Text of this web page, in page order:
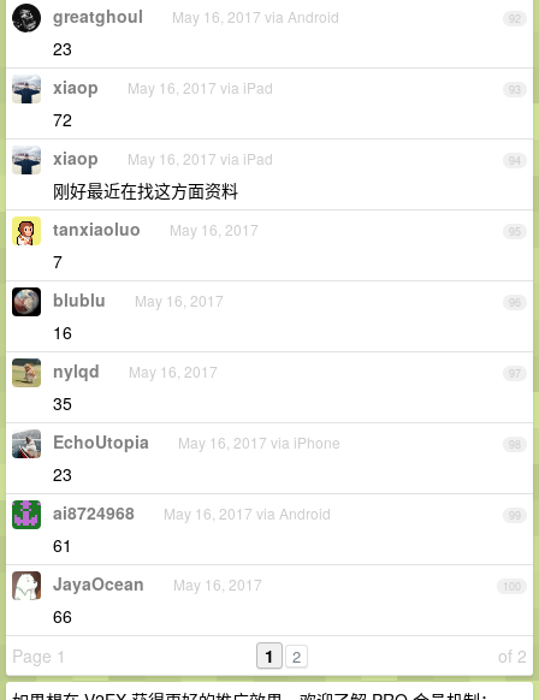
92
greatghoul May 16, 2017 via Android
23
93
xiaop May 16, 2017 via iPad
72
94
xiaop May 16, 2017 via iPad
刚好最近在找这方面资料
95
tanxiaoluo May 16, 2017
7
96
blublu May 16, 2017
16
97
nylqd May 16, 2017
35
98
EchoUtopia May 16, 2017 via iPhone
23
99
ai8724968 May 16, 2017 via Android
61
100
JayaOcean May 16, 2017
66
Page 1
of 2
1 2